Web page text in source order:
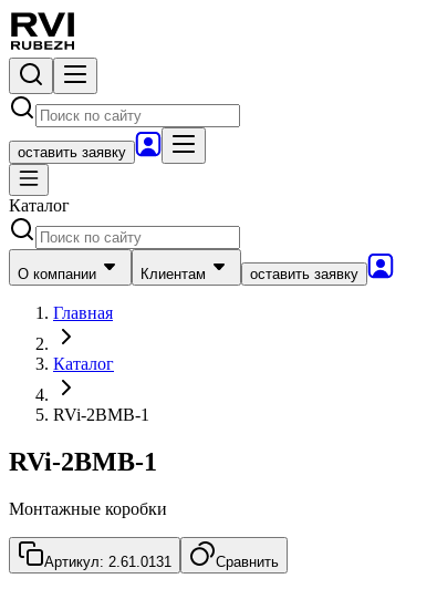
оставить заявку
Каталог
О компании Клиентам оставить заявку
Главная
Каталог
RVi-2BMB-1
RVi-2BMB-1
Монтажные коробки
Артикул: 2.61.0131 Сравнить